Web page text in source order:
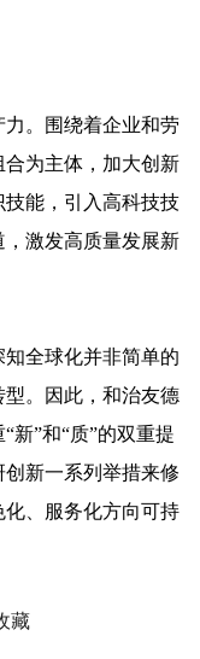
。围绕着企业和劳
为主体，加大创新
能，引入高科技技
激发高质量发展新
全球化并非简单的
。因此，和治友德
“新”和“质”的双重提
新一系列举措来修
、服务化方向可持
藏